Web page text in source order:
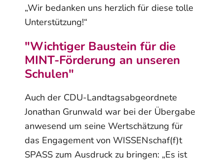
„Wir bedanken uns herzlich für diese tolle
Unterstützung!“
"Wichtiger Baustein für die
MINT-Förderung an unseren
Schulen"
Auch der CDU-Landtagsabgeordnete
Jonathan Grunwald war bei der Übergabe
anwesend um seine Wertschätzung für
das Engagement von WISSENschaf(f)t
SPASS zum Ausdruck zu bringen: „Es ist